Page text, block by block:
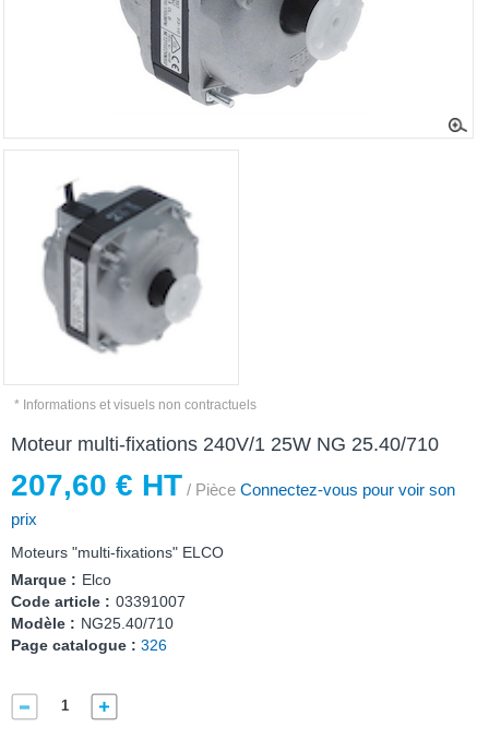
* Informations et visuels non contractuels
Moteur multi-fixations 240V/1 25W NG 25.40/710
207,60 € HT / Pièce Connectez-vous pour voir son
prix
Moteurs "multi-fixations" ELCO
Marque : Elco
Code article : 03391007
Modèle : NG25.40/710
Page catalogue : 326